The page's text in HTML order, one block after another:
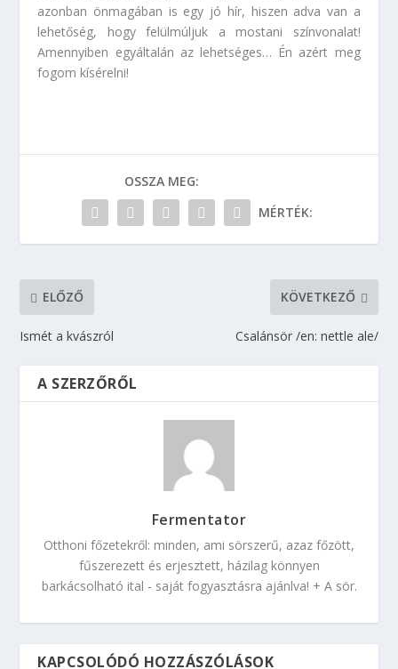
azonban önmagában is egy jó hír, hiszen adva van a
lehetőség, hogy felülmúljuk a mostani színvonalat!
Amennyiben egyáltalán az lehetséges… Én azért meg
fogom kísérelni!
OSSZA MEG:
MÉRTÉK:
ELŐZŐ
Ismét a kvászról
KÖVETKEZŐ
Csalánsör /en: nettle ale/
A SZERZŐRŐL
Fermentator
Otthoni főzetekről: minden, ami sörszerű, azaz főzött,
fűszerezett és erjesztett, házilag könnyen
barkácsolható ital - saját fogyasztásra ajánlva! + A sör.
KAPCSOLÓDÓ HOZZÁSZÓLÁSOK